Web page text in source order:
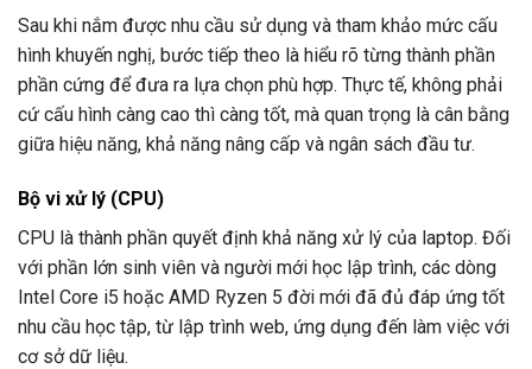
Sau khi nắm được nhu cầu sử dụng và tham khảo mức cấu
hình khuyến nghị, bước tiếp theo là hiểu rõ từng thành phần
phần cứng để đưa ra lựa chọn phù hợp. Thực tế, không phải
cứ cấu hình càng cao thì càng tốt, mà quan trọng là cân bằng
giữa hiệu năng, khả năng nâng cấp và ngân sách đầu tư.
Bộ vi xử lý (CPU)
CPU là thành phần quyết định khả năng xử lý của laptop. Đối
với phần lớn sinh viên và người mới học lập trình, các dòng
Intel Core i5 hoặc AMD Ryzen 5 đời mới đã đủ đáp ứng tốt
nhu cầu học tập, từ lập trình web, ứng dụng đến làm việc với
cơ sở dữ liệu.